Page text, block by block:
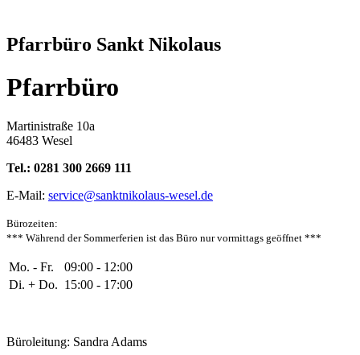
Pfarrbüro Sankt Nikolaus
Pfarrbüro
Martinistraße 10a
46483 Wesel
Tel.: 0281 300 2669 111
E-Mail: service@sanktnikolaus-wesel.de
Bürozeiten:
*** Während der Sommerferien ist das Büro nur vormittags geöffnet ***
Mo. - Fr.
09:00 - 12:00
Di. + Do. 15:00 - 17:00
Büroleitung: Sandra Adams